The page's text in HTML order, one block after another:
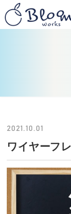
2021.10.01
ワイヤーフ